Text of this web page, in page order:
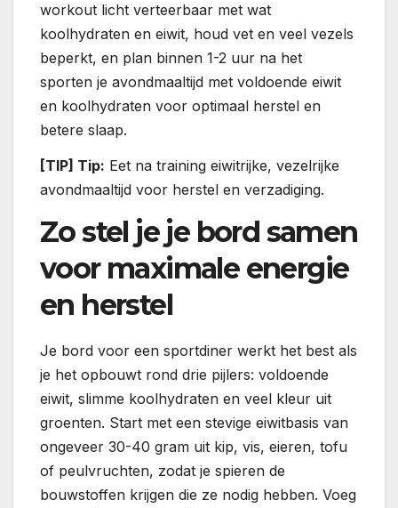
workout licht verteerbaar met wat
koolhydraten en eiwit, houd vet en veel vezels
beperkt, en plan binnen 1-2 uur na het
sporten je avondmaaltijd met voldoende eiwit
en koolhydraten voor optimaal herstel en
betere slaap.
[TIP] Tip: Eet na training eiwitrijke, vezelrijke
avondmaaltijd voor herstel en verzadiging.
Zo stel je je bord samen
voor maximale energie
en herstel
Je bord voor een sportdiner werkt het best als
je het opbouwt rond drie pijlers: voldoende
eiwit, slimme koolhydraten en veel kleur uit
groenten. Start met een stevige eiwitbasis van
ongeveer 30-40 gram uit kip, vis, eieren, tofu
of peulvruchten, zodat je spieren de
bouwstoffen krijgen die ze nodig hebben. Voeg